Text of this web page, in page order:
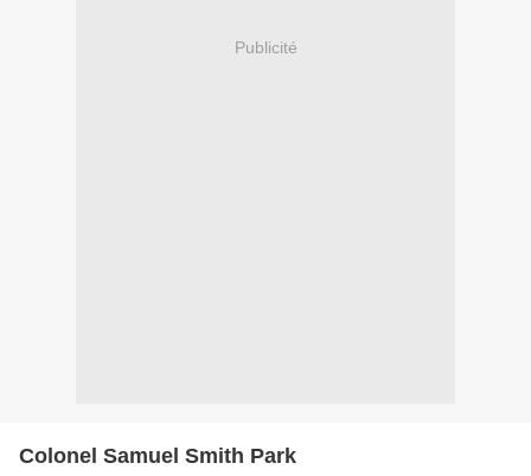
Publicité
Colonel Samuel Smith Park